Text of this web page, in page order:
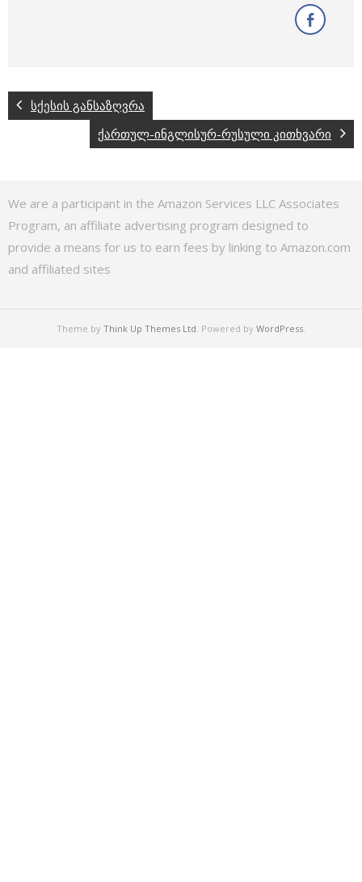
სქესის განსაზღვრა
ქართულ-ინგლისურ-რუსული კითხვარი
We are a participant in the Amazon Services LLC Associates
Program, an affiliate advertising program designed to
provide a means for us to earn fees by linking to Amazon.com
and affiliated sites
Theme by Think Up Themes Ltd . Powered by WordPress